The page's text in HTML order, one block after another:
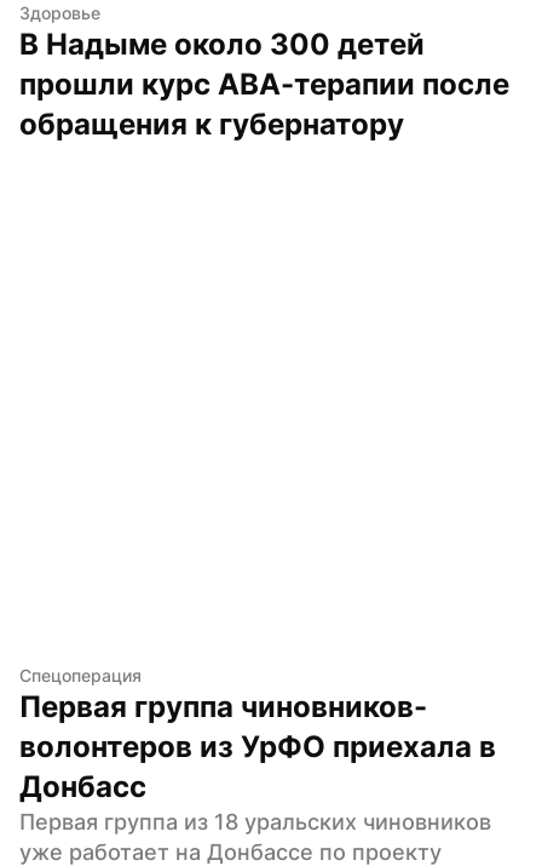
Здоровье
В Надыме около 300 детей
прошли курс АВА-терапии после
обращения к губернатору
Спецоперация
Первая группа чиновников-
волонтеров из УрФО приехала в
Донбасс
Первая группа из 18 уральских чиновников
уже работает на Донбассе по проекту